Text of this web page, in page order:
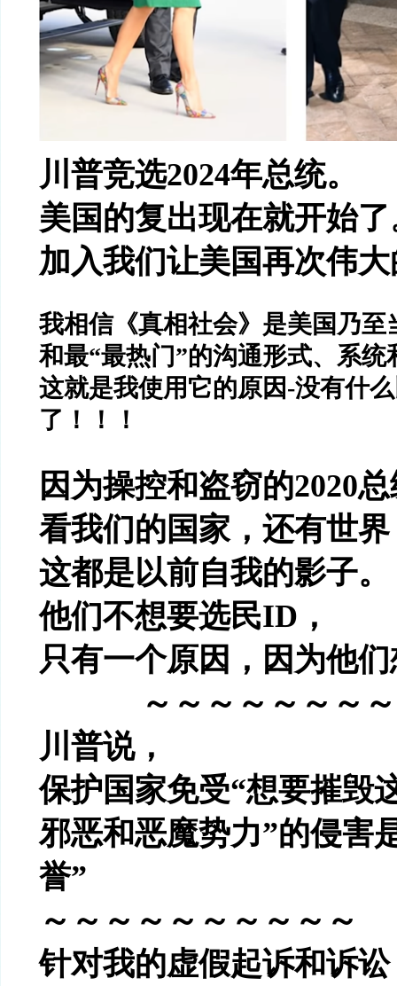
川普竞选2024年总统。
美国的复出现在就开始
加入我们让美国再次伟
我相信《真相社会》是美国乃至
和最“最热门”的沟通形式、系统
这就是我使用它的原因-没有什
了！！！
因为操控和盗窃的2020
看我们的国家，还有世
这都是以前自我的影子。
他们不想要选民ID ，
只有一个原因，因为他
～～～～～～～
川普说，
保护国家免受“想要摧毁
邪恶和恶魔势力”的侵害
誉”
～～～～～～～～～～
针对我的虚假起诉和诉